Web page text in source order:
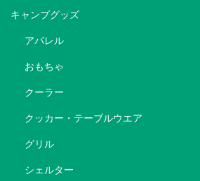
キャンプグッズ
アパレル
おもちゃ
クーラー
クッカー・テーブルウエア
グリル
シェルター